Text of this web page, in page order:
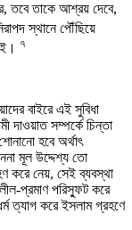
তবে তাকে আশ্রয় দেবে,
স্থানে পৌঁছিয়ে
৭
বাইরে এই সুবিধা
দাওয়াত সম্পর্কে চিন্তা
হবে অর্থাৎ
মূল উদ্দেশ্য তো
করে নেয়, সেই ব্যবস্থা
প্রমাণ পরিস্ফুট করে
ত্যাগ করে ইসলাম গ্রহণে